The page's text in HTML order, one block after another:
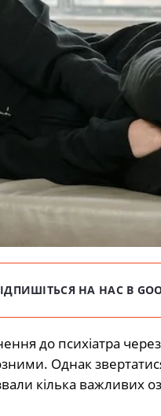
НА НАС В
до психіатра
Однак
кілька важливих